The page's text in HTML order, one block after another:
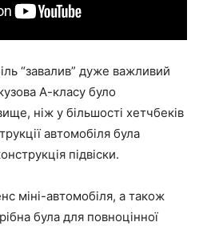
“завалив” дуже важливий
А-класу було
ніж у більшості хетчбеків
автомобіля була
підвіски.
міні-автомобіля, а також
була для повноцінної